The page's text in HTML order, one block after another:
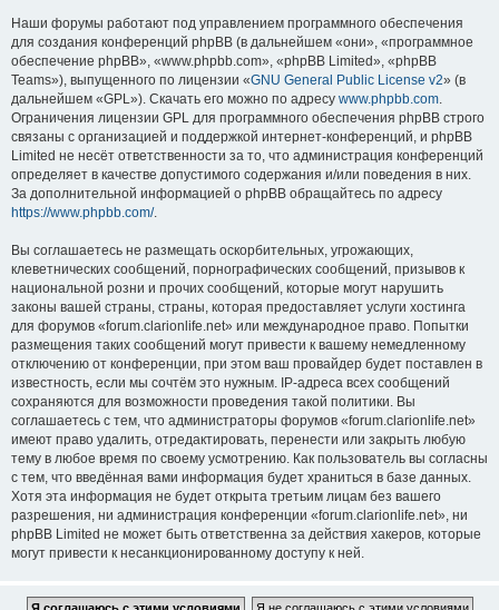
Наши форумы работают под управлением программного обеспечения
для создания конференций phpBB (в дальнейшем «они», «программное
обеспечение phpBB», «www.phpbb.com», «phpBB Limited», «phpBB
Teams»), выпущенного по лицензии «GNU General Public License v2» (в
дальнейшем «GPL»). Скачать его можно по адресу www.phpbb.com.
Ограничения лицензии GPL для программного обеспечения phpBB строго
связаны с организацией и поддержкой интернет-конференций, и phpBB
Limited не несёт ответственности за то, что администрация конференций
определяет в качестве допустимого содержания и/или поведения в них.
За дополнительной информацией о phpBB обращайтесь по адресу
https://www.phpbb.com/.
Вы соглашаетесь не размещать оскорбительных, угрожающих,
клеветнических сообщений, порнографических сообщений, призывов к
национальной розни и прочих сообщений, которые могут нарушить
законы вашей страны, страны, которая предоставляет услуги хостинга
для форумов «forum.clarionlife.net» или международное право. Попытки
размещения таких сообщений могут привести к вашему немедленному
отключению от конференции, при этом ваш провайдер будет поставлен в
известность, если мы сочтём это нужным. IP-адреса всех сообщений
сохраняются для возможности проведения такой политики. Вы
соглашаетесь с тем, что администраторы форумов «forum.clarionlife.net»
имеют право удалить, отредактировать, перенести или закрыть любую
тему в любое время по своему усмотрению. Как пользователь вы согласны
с тем, что введённая вами информация будет храниться в базе данных.
Хотя эта информация не будет открыта третьим лицам без вашего
разрешения, ни администрация конференции «forum.clarionlife.net», ни
phpBB Limited не может быть ответственна за действия хакеров, которые
могут привести к несанкционированному доступу к ней.